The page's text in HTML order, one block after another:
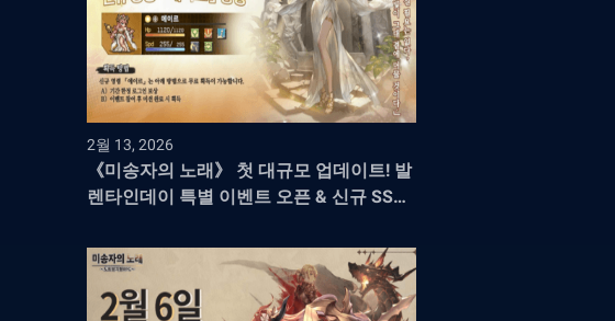
2월 13, 2026
《미송자의 노래》 첫 대규모 업데이트! 발
렌타인데이 특별 이벤트 오픈 & 신규 SSR